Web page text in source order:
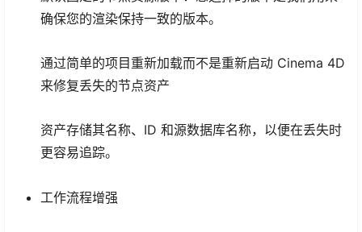
确保您的渲染保持一致的版本。
通过简单的项目重新加载而不是重新启动 Cinema 4D
来修复丢失的节点资产
资产存储其名称、ID 和源数据库名称，以便在丢失时
更容易追踪。
工作流程增强